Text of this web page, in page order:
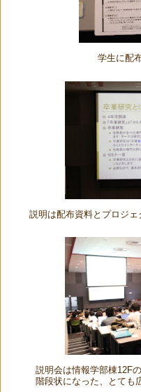
学生に配
説明は配布資料とプロジェ
説明会は情報学部棟12F
階段状になった、とても